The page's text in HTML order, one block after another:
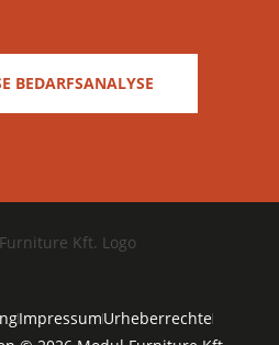
BEDARFSANALYSE
ImpressumUrheberrechte